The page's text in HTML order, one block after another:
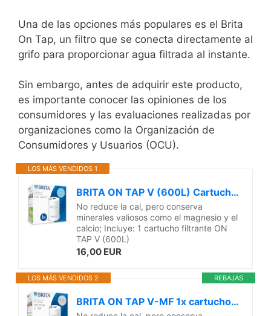
Una de las opciones más populares es‌ el Brita
On Tap, un filtro que se conecta directamente al
grifo para proporcionar ⁤agua filtrada al instante.
Sin embargo, antes de adquirir este producto,
es importante⁣ conocer las opiniones ​de los
consumidores y las evaluaciones realizadas por
organizaciones como la Organización de
Consumidores y ⁤Usuarios (OCU).
LOS MÁS VENDIDOS 1
BRITA ON TAP V (600L) Cartucho de recambio de filtro de agua - para agua sostenible de buen sabor, reduce las micro partículas, PFAS, los metales pesados y otras sustancias que alteran el sabor
No reduce la cal, pero conserva
minerales valiosos como el magnesio y el
calcio; Incluye: 1 cartucho filtrante ON
TAP V (600L)
16,00 EUR
REBAJAS
LOS MÁS VENDIDOS 2
BRITA ON TAP V-MF 1x cartucho de filtro de agua (600L) - agua sostenible, libre de bacterias al 99,99%, sabor mejorado, reduce micropartículas finas, PFAS, metales y sustancias que afectan el sabor.